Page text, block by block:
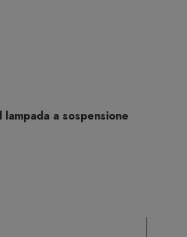
a sospensione